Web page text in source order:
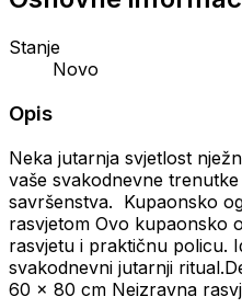
Stanje
Novo
Opis
Neka jutarnja svjetlost
vaše svakodnevne
savršenstva. Kupaonsko
rasvjetom Ovo kupaonsko
rasvjetu i praktičnu policu.
svakodnevni jutarnji
60 x 80 cm Neizravna